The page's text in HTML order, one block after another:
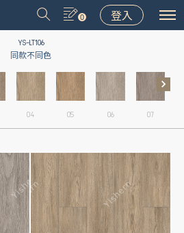
0 登入
YS-LT106
同款不同色
04 05 06 07